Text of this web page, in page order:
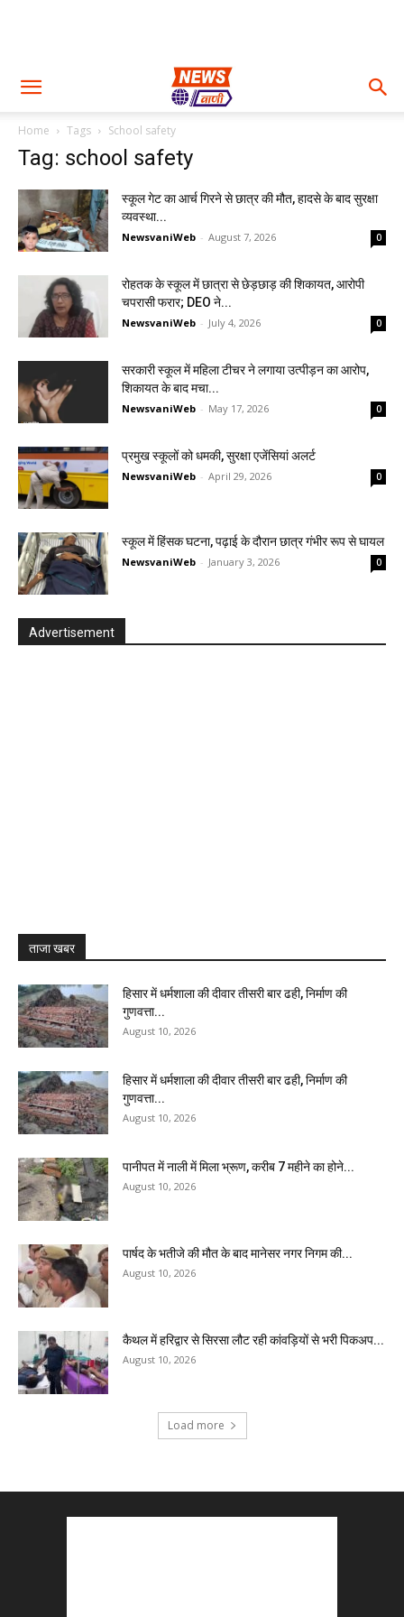
Home Tags School safety
Tag: school safety
स्कूल गेट का आर्च गिरने से छात्र की मौत, हादसे के बाद सुरक्षा
व्यवस्था...
NewsvaniWeb - August 7, 2026 0
रोहतक के स्कूल में छात्रा से छेड़छाड़ की शिकायत, आरोपी
चपरासी फरार; DEO ने...
NewsvaniWeb - July 4, 2026 0
सरकारी स्कूल में महिला टीचर ने लगाया उत्पीड़न का आरोप,
शिकायत के बाद मचा...
NewsvaniWeb - May 17, 2026 0
प्रमुख स्कूलों को धमकी, सुरक्षा एजेंसियां अलर्ट
NewsvaniWeb - April 29, 2026 0
स्कूल में हिंसक घटना, पढ़ाई के दौरान छात्र गंभीर रूप से घायल
NewsvaniWeb - January 3, 2026 0
Advertisement
ताजा खबर
हिसार में धर्मशाला की दीवार तीसरी बार ढही, निर्माण की
गुणवत्ता...
August 10, 2026
हिसार में धर्मशाला की दीवार तीसरी बार ढही, निर्माण की
गुणवत्ता...
August 10, 2026
पानीपत में नाली में मिला भ्रूण, करीब 7 महीने का होने...
August 10, 2026
पार्षद के भतीजे की मौत के बाद मानेसर नगर निगम की...
August 10, 2026
कैथल में हरिद्वार से सिरसा लौट रही कांवड़ियों से भरी पिकअप...
August 10, 2026
Load more